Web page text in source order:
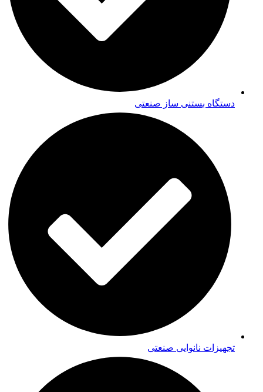
دستگاه بستنی ساز صنعتی
تجهیزات نانوایی صنعتی